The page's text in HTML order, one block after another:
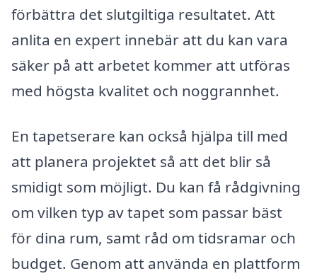
förbättra det slutgiltiga resultatet. Att
anlita en expert innebär att du kan vara
säker på att arbetet kommer att utföras
med högsta kvalitet och noggrannhet.
En tapetserare kan också hjälpa till med
att planera projektet så att det blir så
smidigt som möjligt. Du kan få rådgivning
om vilken typ av tapet som passar bäst
för dina rum, samt råd om tidsramar och
budget. Genom att använda en plattform